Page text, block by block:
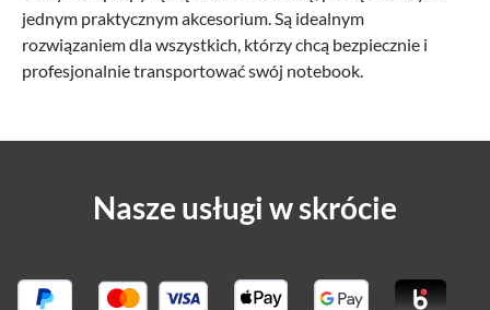
jednym praktycznym akcesorium. Są idealnym
rozwiązaniem dla wszystkich, którzy chcą bezpiecznie i
profesjonalnie transportować swój notebook.
Nasze usługi w skrócie